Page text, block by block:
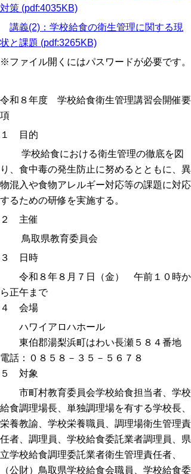
対策 (pdf:4035KB)
講義(2)：学校給食の衛生管理に関する現
状と課題 (pdf:3265KB)
※ファイル開くにはパスワードが必要です。
令和８年度 学校給食衛生管理講習会開催要
項
１ 目的
学校給食における衛生管理の徹底を図
り、食中毒の発生防止に努めるとともに、異
物混入や食物アレルギー対応等の課題に対応
するための研修を実施する。
２ 主催
鳥取県教育委員会
３ 日時
令和８年８月７日（金） 午前１０時か
ら正午まで
４ 会場
ハワイアロハホール
東伯郡湯梨浜町はわい長瀬５８４番地
電話：０８５８－３５－５６７８
５ 対象
市町村教育委員会学校給食担当者、学校
給食調理場長、単独調理場を有する学校長、
栄養教諭、学校栄養職員、調理場衛生管理責
任者、調理員、学校給食委託業者調理員、県
立学校給食調理委託業者衛生管理責任者、
（公財）鳥取県学校給食会職員、学校給食委